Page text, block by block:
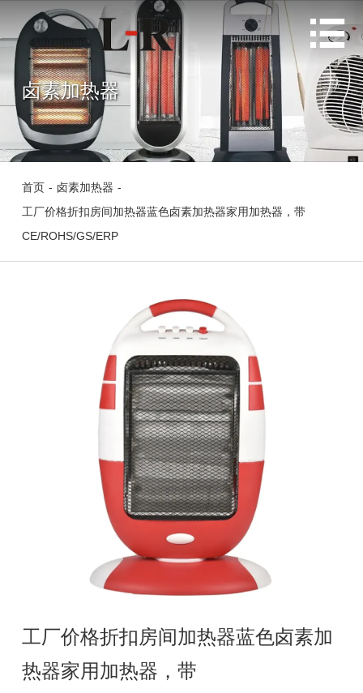

卤素加热器
首页 - 卤素加热器 -
工厂价格折扣房间加热器蓝色卤素加热器家用加热器，带
CE/ROHS/GS/ERP
工厂价格折扣房间加热器蓝色卤素加
热器家用加热器，带